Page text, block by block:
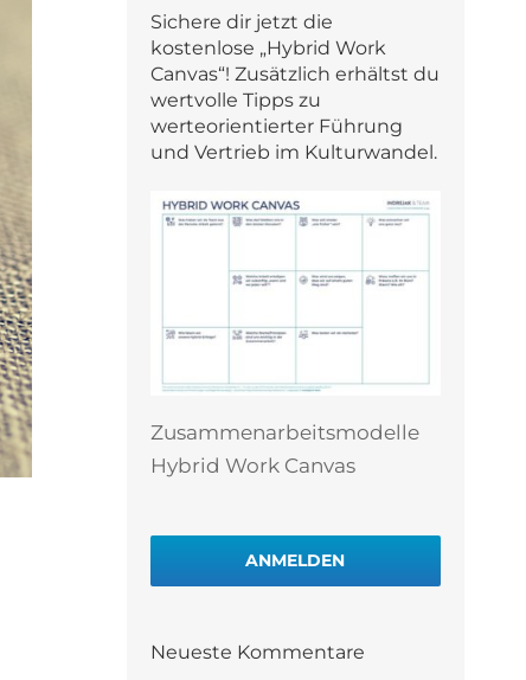
Sichere dir jetzt die
kostenlose „Hybrid Work
Canvas“! Zusätzlich erhältst du
wertvolle Tipps zu
werteorientierter Führung
und Vertrieb im Kulturwandel.
Zusammenarbeitsmodelle
Hybrid Work Canvas
ANMELDEN
Neueste Kommentare